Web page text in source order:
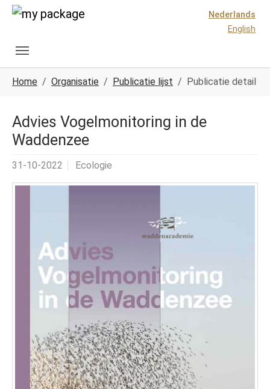
Spring naar hoofd-inhoud
Skip to page footer
Nederlands
English
Home Organisatie Publicatie lijst Publicatie detail
Advies Vogelmonitoring in de
Waddenzee
31-10-2022 Ecologie